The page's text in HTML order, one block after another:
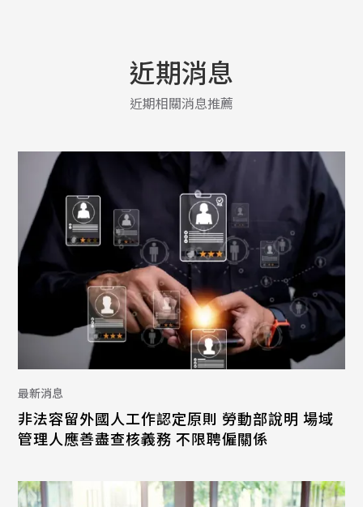
近期消息
近期相關消息推薦
最新消息
非法容留外國人工作認定原則 勞動部說明 場域
管理人應善盡查核義務 不限聘僱關係